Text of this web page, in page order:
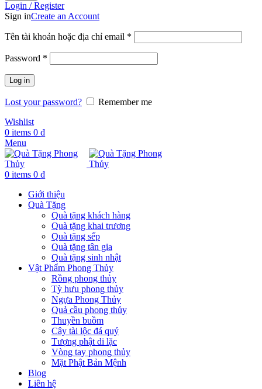
Login / Register
Sign inCreate an Account
Tên tài khoản hoặc địa chỉ email *
Password *
Log in
Lost your password?
Remember me
Wishlist
0 items 0 ₫
Menu
0 items 0 ₫
Giới thiệu
Quà Tặng
Quà tặng khách hàng
Quà tặng khai trương
Quà tặng sếp
Quà tặng tân gia
Quà tặng sinh nhật
Vật Phẩm Phong Thủy
Rồng phong thủy
Tỳ hưu phong thủy
Ngựa Phong Thủy
Quả cầu phong thủy
Thuyền buồm
Cây tài lộc đá quý
Tượng phật di lặc
Vòng tay phong thủy
Mặt Phật Bản Mệnh
Blog
Liên hệ